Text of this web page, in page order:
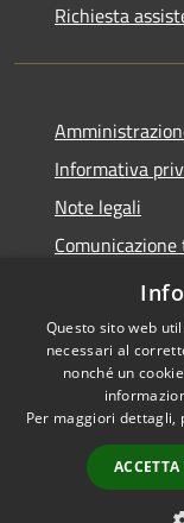
Richiesta
Informativa
Note legali
Dichiarazione
Accessibilità
Questo sito web
necessari al
nonché un
Per maggiori dettagli,